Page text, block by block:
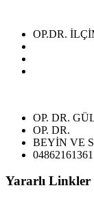
OP.DR.
OP. DR.
OP. DR.
BEYİN VE
04862161361
Yararlı Linkler